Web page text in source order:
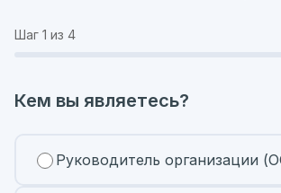
Шаг 1 из 4
Кем вы являетесь?
Руководитель организации